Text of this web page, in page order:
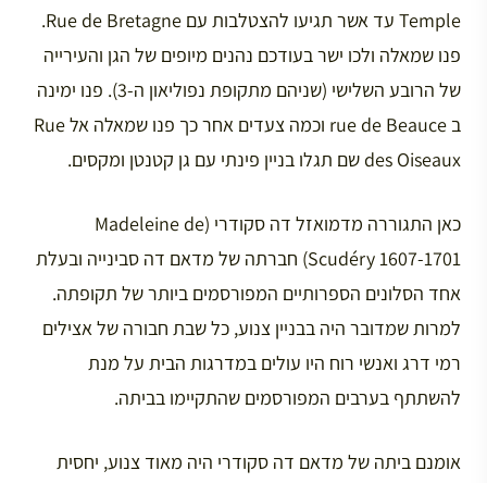
Temple עד אשר תגיעו להצטלבות עם Rue de Bretagne.
פנו שמאלה ולכו ישר בעודכם נהנים מיופים של הגן והעירייה
של הרובע השלישי (שניהם מתקופת נפוליאון ה-3). פנו ימינה
ב rue de Beauce וכמה צעדים אחר כך פנו שמאלה אל Rue
des Oiseaux שם תגלו בניין פינתי עם גן קטנטן ומקסים.
כאן התגוררה מדמואזל דה סקודרי (Madeleine de
Scudéry 1607-1701) חברתה של מדאם דה סבינייה ובעלת
אחד הסלונים הספרותיים המפורסמים ביותר של תקופתה.
למרות שמדובר היה בבניין צנוע, כל שבת חבורה של אצילים
רמי דרג ואנשי רוח היו עולים במדרגות הבית על מנת
להשתתף בערבים המפורסמים שהתקיימו בביתה.
אומנם ביתה של מדאם דה סקודרי היה מאוד צנוע, יחסית